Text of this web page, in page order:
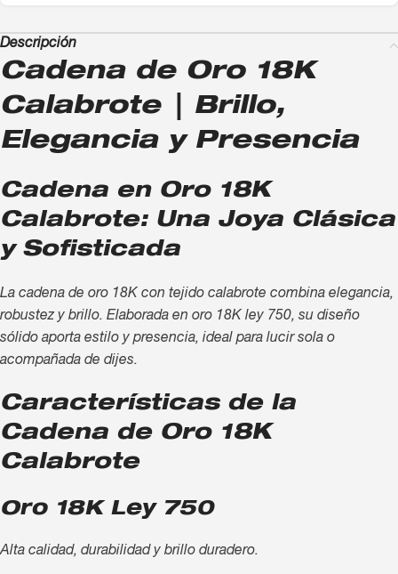
Descripción
Cadena de Oro 18K
Calabrote | Brillo,
Elegancia y Presencia
Cadena en Oro 18K
Calabrote: Una Joya Clásica
y Sofisticada
La cadena de oro 18K con tejido calabrote combina elegancia,
robustez y brillo. Elaborada en oro 18K ley 750, su diseño
sólido aporta estilo y presencia, ideal para lucir sola o
acompañada de dijes.
Características de la
Cadena de Oro 18K
Calabrote
Oro 18K Ley 750
Alta calidad, durabilidad y brillo duradero.